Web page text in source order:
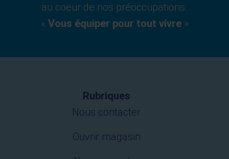
au coeur de nos préoccupations.
« Vous équiper pour tout vivre»
Rubriques
Nous contacter
Ouvrir magasin